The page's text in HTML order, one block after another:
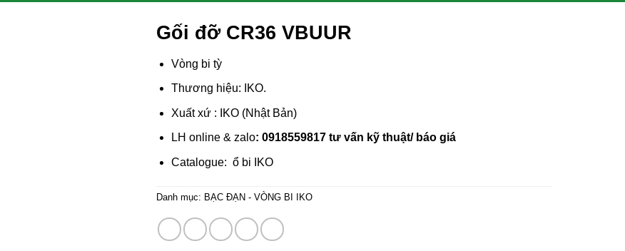
Gối đỡ CR36 VBUUR
Vòng bi tỳ
Thương hiệu: IKO.
Xuất xứ : IKO (Nhật Bản)
LH online & zalo: 0918559817 tư vấn kỹ thuật/ báo giá
Catalogue: ổ bi IKO
Danh mục: BẠC ĐẠN - VÒNG BI IKO